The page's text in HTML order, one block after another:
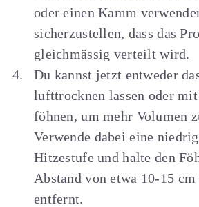
oder einen Kamm
sicherzustellen, dass das
gleichmässig verteilt wird.
Du kannst jetzt entweder
lufttrocknen lassen oder
föhnen, um mehr Volumen
Verwende dabei eine
Hitzestufe und halte den
Abstand von etwa 10-15
entfernt.